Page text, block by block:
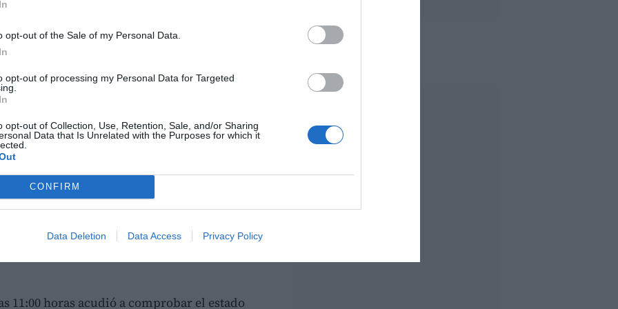
opt-out of the Sale of my Personal Data.
opt-out of processing my Personal Data for Targeted
opt-out of Collection, Use, Retention, Sale, and/or Sharing
Data that Is Unrelated with the Purposes for which it
CONFIRM
Data Deletion Data Access Privacy Policy
el
subdirector de Emergencias, Jorge
Provincial de Bomberos, José
jornada.
ya el 28 de octubre se había acordado
Diputación de Valencia y que, a primera
y las empresas de transporte.
mensajes por WhatsApp comunicando la
ha asegurado que esa decisión
evitó
11:00 horas acudió a comprobar el estado